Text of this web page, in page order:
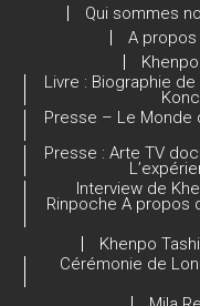
Qui sommes
A propos
Livre : Biographie
Presse – Le Monde
Presse : Arte TV
Interview de
Rinpoche A propos
Khenpo
Cérémonie de